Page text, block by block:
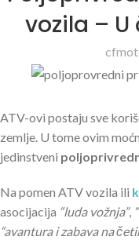
vozila –
ATV-ovi postaju sve
zemlje. U tome ovim
jedinstveni
Na pomen ATV vozila ili
asocijacija “luda vožnja”,
“avantura i zabava na